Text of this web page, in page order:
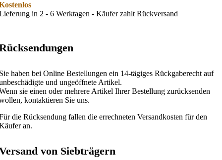
in 2 - 6 Werktagen - Käufer zahlt Rückversand
haben bei Online Bestellungen ein 14-tägiges Rückgaberecht auf
und ungeöffnete Artikel.
sie einen oder mehrere Artikel Ihrer Bestellung zurücksenden
kontaktieren Sie uns.
die Rücksendung fallen die errechneten Versandkosten für den
an.
von Siebträgern